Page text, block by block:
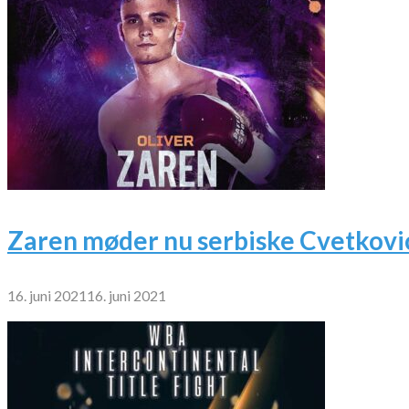
Zaren møder nu serbiske
16. juni 2021 16. juni 2021